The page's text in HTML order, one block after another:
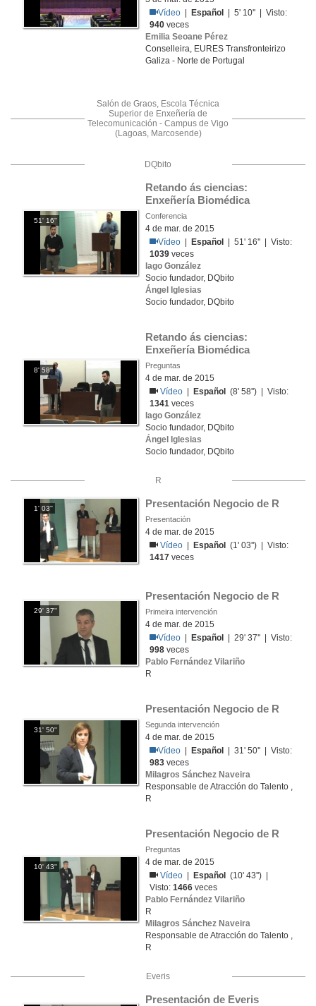
Vídeo
Español
| 5' 10'' | Visto:
940 veces
Emilia Seoane Pérez
Conselleira, EURES Transfronteirizo
Galiza - Norte de Portugal
Salón de Graos, Escola Técnica
Superior de Enxeñería de
Telecomunicación - Campus de Vigo
(Lagoas, Marcosende)
DQbito
51' 16''
Retando ás ciencias:
Enxeñería Biomédica
Conferencia
4 de mar. de 2015
Vídeo
Español
| 51' 16'' | Visto:
1039 veces
Iago González
Socio fundador, DQbito
Ángel Iglesias
Socio fundador, DQbito
8' 58''
Retando ás ciencias:
Enxeñería Biomédica
Preguntas
4 de mar. de 2015
Vídeo
Español
(8' 58'') | Visto:
1341 veces
Iago González
Socio fundador, DQbito
Ángel Iglesias
Socio fundador, DQbito
R
1' 03'' Presentación Negocio de R
Presentación
4 de mar. de 2015
Vídeo
Español
(1' 03'') | Visto:
1417 veces
29' 37''
Presentación Negocio de R
Primeira intervención
4 de mar. de 2015
Vídeo
Español
| 29' 37'' | Visto:
998 veces
Pablo Fernández Vilariño
R
31' 50''
Presentación Negocio de R
Segunda intervención
4 de mar. de 2015
Vídeo
Español
| 31' 50'' | Visto:
983 veces
Milagros Sánchez Naveira
Responsable de Atracción do Talento ,
R
10' 43''
Presentación Negocio de R
Preguntas
4 de mar. de 2015
Vídeo
Español
(10' 43'') |
Visto:1466 veces
Pablo Fernández Vilariño
R
Milagros Sánchez Naveira
Responsable de Atracción do Talento ,
R
Everis
Presentación de Everis